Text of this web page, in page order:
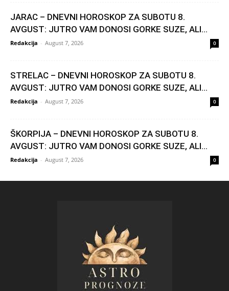
JARAC – DNEVNI HOROSKOP ZA SUBOTU 8.
AVGUST: JUTRO VAM DONOSI GORKE SUZE, ALI...
Redakcija - August 7, 2026 0
STRELAC – DNEVNI HOROSKOP ZA SUBOTU 8.
AVGUST: JUTRO VAM DONOSI GORKE SUZE, ALI...
Redakcija - August 7, 2026 0
ŠKORPIJA – DNEVNI HOROSKOP ZA SUBOTU 8.
AVGUST: JUTRO VAM DONOSI GORKE SUZE, ALI...
Redakcija - August 7, 2026 0